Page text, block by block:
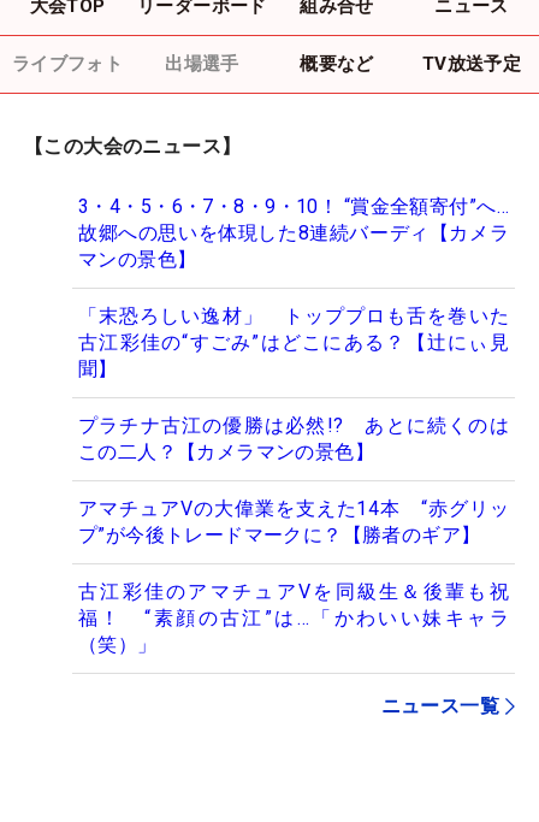
大会TOP リーダーボード 組み合せ ニュース
ライブフォト 出場選手 概要など TV放送予定
【この大会のニュース】
3・4・5・6・7・8・9・10！ “賞金全額寄付”へ…
故郷への思いを体現した8連続バーディ【カメラ
マンの景色】
「末恐ろしい逸材」 トッププロも舌を巻いた
古江彩佳の“すごみ”はどこにある？【辻にぃ見
聞】
プラチナ古江の優勝は必然!? あとに続くのは
この二人？【カメラマンの景色】
アマチュアVの大偉業を支えた14本 “赤グリッ
プ”が今後トレードマークに？【勝者のギア】
古江彩佳のアマチュアVを同級生＆後輩も祝
福！ “素顔の古江”は…「かわいい妹キャラ
（笑）」
ニュース一覧